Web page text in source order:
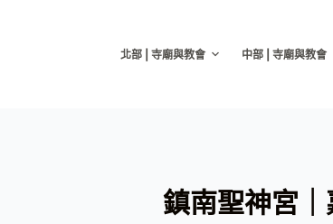
北部 | 寺廟與教會 中部 | 寺廟與教會
鎮南聖神宮